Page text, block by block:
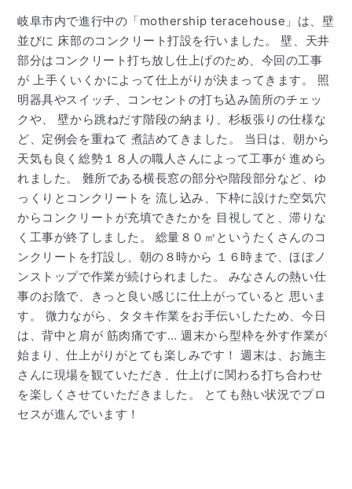
岐阜市内で進行中の「mothership teracehouse」は、壁
並びに 床部のコンクリート打設を行いました。 壁、天井
部分はコンクリート打ち放し仕上げのため、今回の工事
が 上手くいくかによって仕上がりが決まってきます。 照
明器具やスイッチ、コンセントの打ち込み箇所のチェッ
クや、 壁から跳ねだす階段の納まり、杉板張りの仕様な
ど、定例会を重ねて 煮詰めてきました。 当日は、朝から
天気も良く総勢１８人の職人さんによって工事が 進めら
れました。 難所である横長窓の部分や階段部分など、ゆ
っくりとコンクリートを 流し込み、下枠に設けた空気穴
からコンクリートが充填できたかを 目視してと、滞りな
く工事が終了しました。 総量８０㎥というたくさんのコ
ンクリートを打設し、朝の８時から １６時まで、ほぼノ
ンストップで作業が続けられました。 みなさんの熱い仕
事のお陰で、きっと良い感じに仕上がっていると 思いま
す。 微力ながら、タタキ作業をお手伝いしたため、今日
は、背中と肩が 筋肉痛です… 週末から型枠を外す作業が
始まり、仕上がりがとても楽しみです！ 週末は、お施主
さんに現場を観ていただき、仕上げに関わる打ち合わせ
を楽しくさせていただきました。 とても熱い状況でプロ
セスが進んでいます！